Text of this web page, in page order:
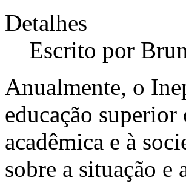
Detalhes
Escrito por
Anualmente, o
educação
acadêmica e à
sobre a situação e